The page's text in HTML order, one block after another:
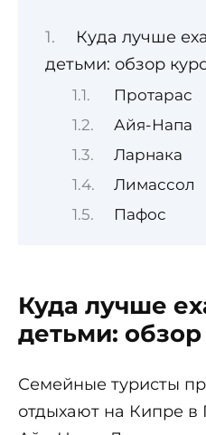
Куда лучше
детьми: обзор
Протарас
Айя-Напа
Ларнака
Лимассол
Пафос
Куда лучше
детьми: обзор
Семейные туристы
отдыхают на Кипре в